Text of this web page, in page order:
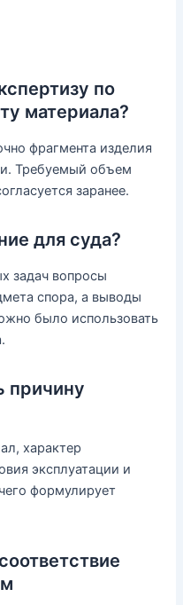
по
материала?
фрагмента изделия
Требуемый объем
заранее.
для суда?
задач вопросы
спора, а выводы
было использовать
причину
характер
эксплуатации и
формулирует